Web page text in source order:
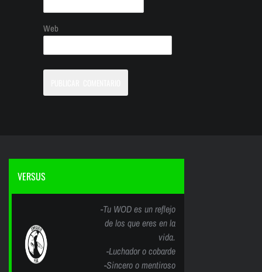
Web
VERSUS
-Tu WOD es un reflejo
de los que eres en la
vida.
-Luchador o cobarde
-Sincero o mentiroso